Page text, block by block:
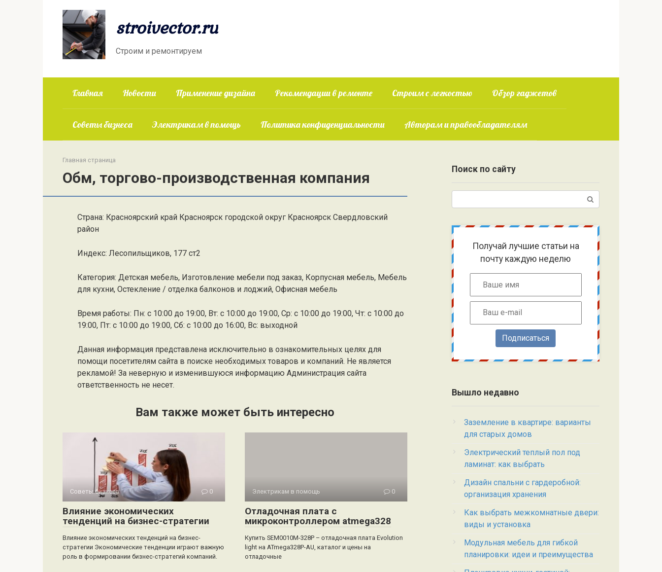
stroivector.ru
Строим и ремонтируем
Главная Новости Применение дизайна Рекомендации в ремонте Строим с легкостью Обзор гаджетов
Советы бизнеса Электрикам в помощь Политика конфиденциальности Авторам и правообладателям
Главная страница
Обм, торгово-производственная компания
Страна: Красноярский край Красноярск городской округ Красноярск Свердловский
район
Индекс: Лесопильщиков, 177 ст2
Категория: Детская мебель, Изготовление мебели под заказ, Корпусная мебель, Мебель
для кухни, Остекление / отделка балконов и лоджий, Офисная мебель
Время работы: Пн: с 10:00 до 19:00, Вт: с 10:00 до 19:00, Ср: с 10:00 до 19:00, Чт: с 10:00 до
19:00, Пт: с 10:00 до 19:00, Сб: с 10:00 до 16:00, Вс: выходной
Данная информация представлена исключительно в ознакомительных целях для
помощи посетителям сайта в поиске необходимых товаров и компаний. Не является
рекламой! За неверную и изменившуюся информацию Администрация сайта
ответственность не несет.
Вам также может быть интересно
Советы бизнеса 0
Влияние экономических
тенденций на бизнес-стратегии
Влияние экономических тенденций на бизнес-
стратегии Экономические тенденции играют важную
роль в формировании бизнес-стратегий компаний.
Электрикам в помощь 0
Отладочная плата с
микроконтроллером atmega328
Купить SEM0010M-328P – отладочная плата Evolution
light на ATmega328P-AU, каталог и цены на
отладочные
Поиск по сайту
Получай лучшие статьи на
почту каждую неделю
Подписаться
Вышло недавно
Заземление в квартире: варианты
для старых домов
Электрический теплый пол под
ламинат: как выбрать
Дизайн спальни с гардеробной:
организация хранения
Как выбрать межкомнатные двери:
виды и установка
Модульная мебель для гибкой
планировки: идеи и преимущества